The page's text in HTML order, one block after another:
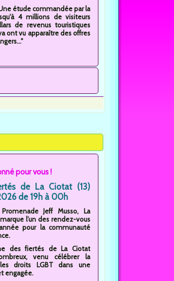
étude commandée par la
4 millions de visiteurs
de revenus touristiques
ont vu apparaître des offres
pour vous !
de La Ciotat (13)
de 19h à 00h
Jeff Musso, La
l’un des rendez-vous
pour la communauté
des fiertés de La Ciotat
venu célébrer la
droits LGBT dans une
engagée.